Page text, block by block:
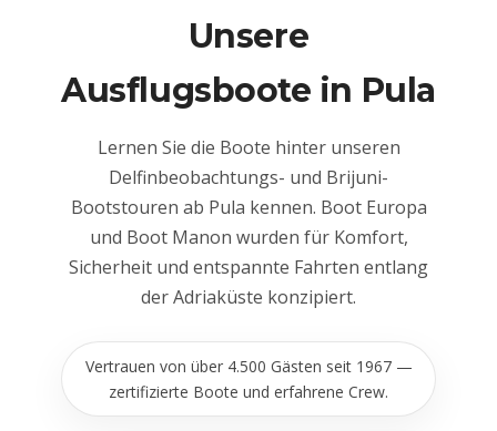
Unsere
Ausflugsboote in Pula
Lernen Sie die Boote hinter unseren
Delfinbeobachtungs- und Brijuni-
Bootstouren ab Pula kennen. Boot Europa
und Boot Manon wurden für Komfort,
Sicherheit und entspannte Fahrten entlang
der Adriaküste konzipiert.
Vertrauen von über 4.500 Gästen seit 1967 —
zertifizierte Boote und erfahrene Crew.